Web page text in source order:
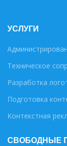
УСЛУГИ
Техническое
Разработка
Подготовка
Контекстная
СВОБОДНЫЕ